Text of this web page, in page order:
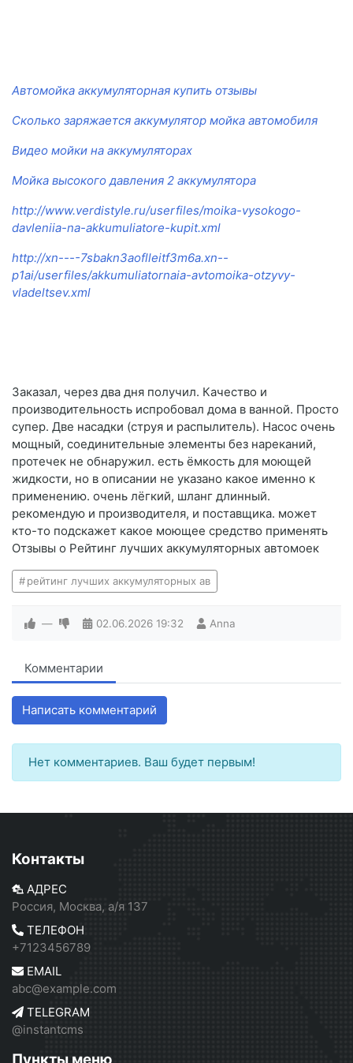
Автомойка аккумуляторная купить отзывы
Сколько заряжается аккумулятор мойка автомобиля
Видео мойки на аккумуляторах
Мойка высокого давления 2 аккумулятора
http://www.verdistyle.ru/userfiles/moika-vysokogo-
davleniia-na-akkumuliatore-kupit.xml
http://xn----7sbakn3aoflleitf3m6a.xn--
p1ai/userfiles/akkumuliatornaia-avtomoika-otzyvy-
vladeltsev.xml
Заказал, через два дня получил. Качество и
производительность испробовал дома в ванной. Просто
супер. Две насадки (струя и распылитель). Насос очень
мощный, соединительные элементы без нареканий,
протечек не обнаружил. есть ёмкость для моющей
жидкости, но в описании не указано какое именно к
применению. очень лёгкий, шланг длинный.
рекомендую и производителя, и поставщика. может
кто-то подскажет какое моющее средство применять
Отзывы о Рейтинг лучших аккумуляторных автомоек
рейтинг лучших аккумуляторных ав
— 02.06.2026 19:32 Anna
Комментарии
Написать комментарий
Нет комментариев. Ваш будет первым!
Контакты
АДРЕС
Россия, Москва, а/я 137
ТЕЛЕФОН
+7123456789
EMAIL
abc@example.com
TELEGRAM
@instantcms